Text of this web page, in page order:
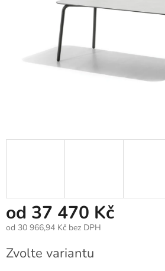
od 37 470 Kč
od 30 966,94 Kč bez DPH
cena:
Zvolte variantu